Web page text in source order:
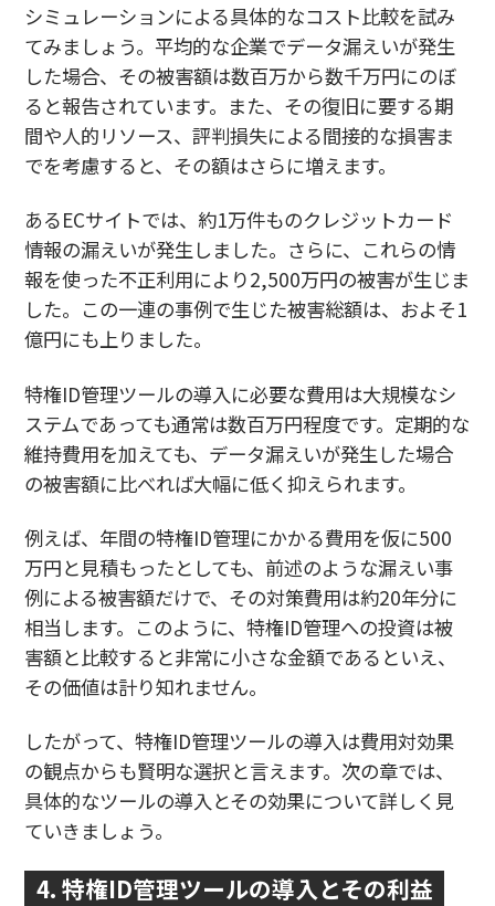
シミュレーションによる具体的なコスト比較を試み
てみましょう。平均的な企業でデータ漏えいが発生
した場合、その被害額は数百万から数千万円にのぼ
ると報告されています。また、その復旧に要する期
間や人的リソース、評判損失による間接的な損害ま
でを考慮すると、その額はさらに増えます。
あるECサイトでは、約1万件ものクレジットカード
情報の漏えいが発生しました。さらに、これらの情
報を使った不正利用により2,500万円の被害が生じま
した。この一連の事例で生じた被害総額は、およそ1
億円にも上りました。
特権ID管理ツールの導入に必要な費用は大規模なシ
ステムであっても通常は数百万円程度です。定期的な
維持費用を加えても、データ漏えいが発生した場合
の被害額に比べれば大幅に低く抑えられます。
例えば、年間の特権ID管理にかかる費用を仮に500
万円と見積もったとしても、前述のような漏えい事
例による被害額だけで、その対策費用は約20年分に
相当します。このように、特権ID管理への投資は被
害額と比較すると非常に小さな金額であるといえ、
その価値は計り知れません。
したがって、特権ID管理ツールの導入は費用対効果
の観点からも賢明な選択と言えます。次の章では、
具体的なツールの導入とその効果について詳しく見
ていきましょう。
4. 特権ID管理ツールの導入とその利益